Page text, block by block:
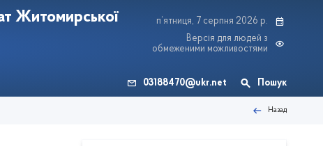
Житомирської
п’ятниця, 7 серпня 2026 р.
Версія для людей з
обмеженими можливостями
03188470@ukr.net Пошук
Назад